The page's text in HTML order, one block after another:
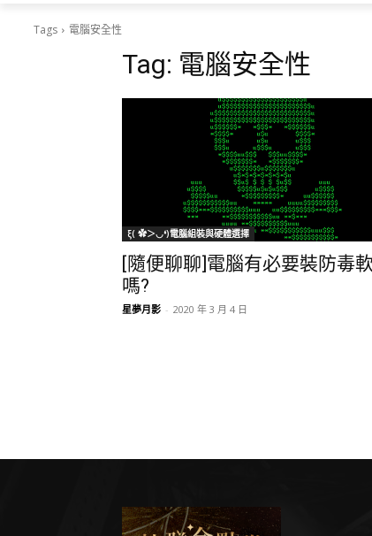
Tags 電腦安全性
Tag: 電腦安全性
ξ( ✿＞◡❛)電腦組裝與硬體選擇
[隨便聊聊]電腦有必要裝防毒
嗎?
星夢月影 - 2020 年 3 月 4 日